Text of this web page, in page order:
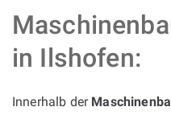
in Ilshofen:
Innerhalb der